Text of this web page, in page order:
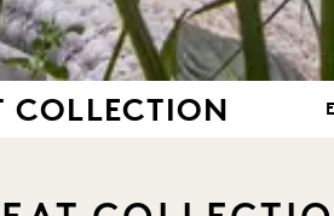
COLLECTION